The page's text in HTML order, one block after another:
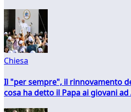
Chiesa
Il "per sempre", il rinnovamento
cosa ha detto il Papa ai giovani ad